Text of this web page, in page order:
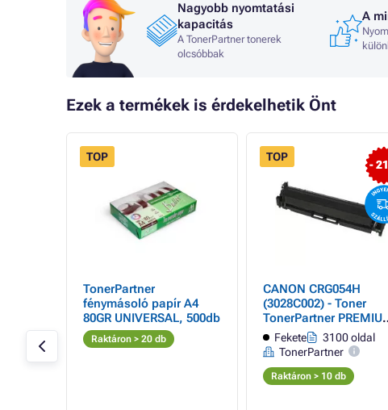
Nagyobb nyomtatási
kapacitás
A TonerPartner tonerek
olcsóbbak
A
Ezek a termékek is érdekelhetik Önt
TOP
TonerPartner
fénymásoló papír A4
80GR UNIVERSAL, 500db
Raktáron > 20 db
-
TOP
CANON CRG054H
(3028C002) - Toner
TonerPartner
black (fekete )
Fekete
3100 oldal
TonerPartner
Raktáron > 10 db